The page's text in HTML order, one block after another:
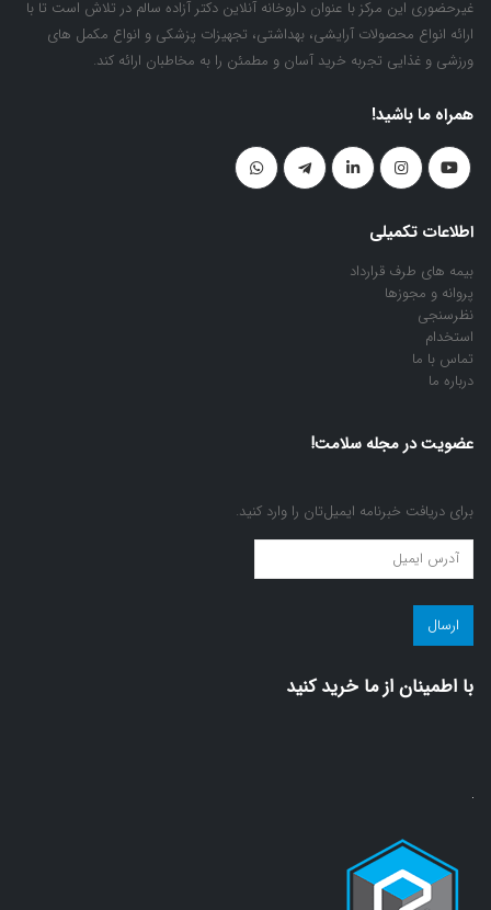
ارائه انواع محصولات آرایشی، بهداشتی، تجهیزات پزشکی و انواع مکمل های
ورزشی و غذایی تجربه خرید آسان و مطمئن را به مخاطبان ارائه کند.
بیمه های طرف قرارداد
پروانه و مجوزها
نظرسنجی
استخدام
تماس با ما
درباره ما
مجله
سلامت!
(ضروری)